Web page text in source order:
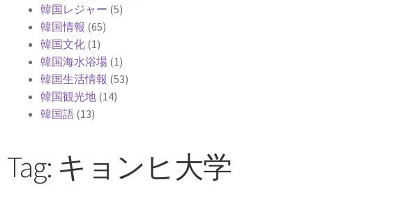
韓国レジャー (5)
韓国情報 (65)
韓国文化 (1)
韓国海水浴場 (1)
韓国生活情報 (53)
韓国観光地 (14)
韓国語 (13)
Tag: キョンヒ大学